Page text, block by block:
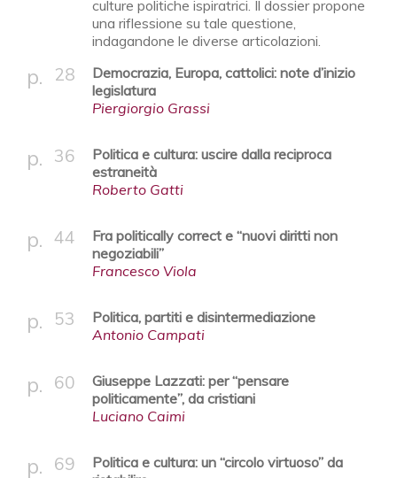
culture politiche ispiratrici. Il dossier propone
una riflessione su tale questione,
indagandone le diverse articolazioni.
28
Democrazia, Europa, cattolici: note d’inizio
legislatura
Piergiorgio Grassi
36
Politica e cultura: uscire dalla reciproca
estraneità
Roberto Gatti
44
Fra politically correct e “nuovi diritti non
negoziabili”
Francesco Viola
53
Politica, partiti e disintermediazione
Antonio Campati
60
Giuseppe Lazzati: per “pensare
politicamente”, da cristiani
Luciano Caimi
69
Politica e cultura: un “circolo virtuoso” da